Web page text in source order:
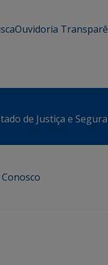
Ouvidoria
de Justiça e
Conosco